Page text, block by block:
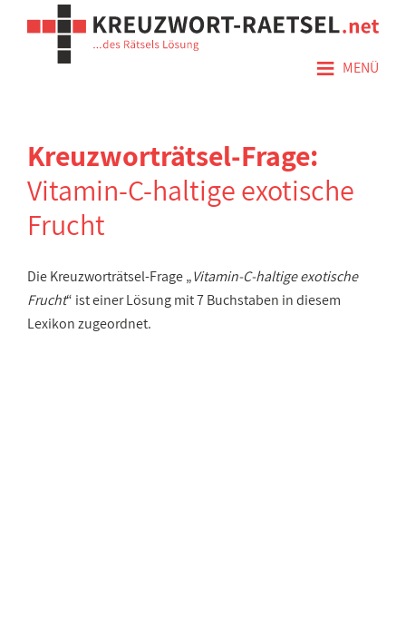
≡ MENÜ
Kreuzworträtsel-Frage:
Vitamin-C-haltige exotische
Frucht
Die Kreuzworträtsel-Frage „Vitamin-C-haltige exotische
Frucht“ ist einer Lösung mit 7 Buchstaben in diesem
Lexikon zugeordnet.